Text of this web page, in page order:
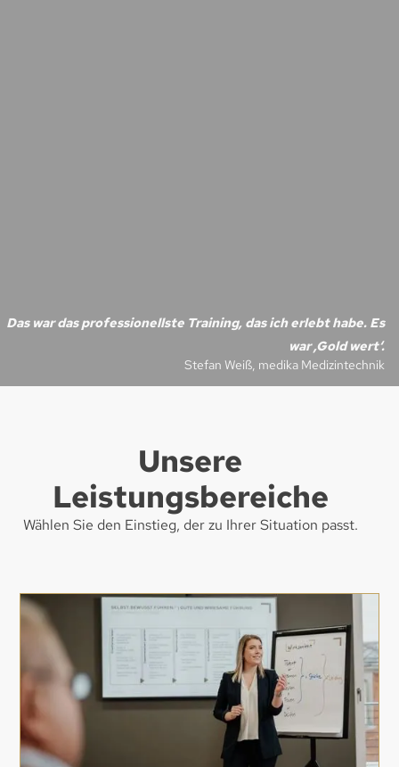
Das war das professionellste Training, das ich erlebt habe. Es
war ‚Gold wert‘.
Stefan Weiß, medika Medizintechnik
Unsere
Leistungsbereiche
Wählen Sie den Einstieg, der zu Ihrer Situation passt.